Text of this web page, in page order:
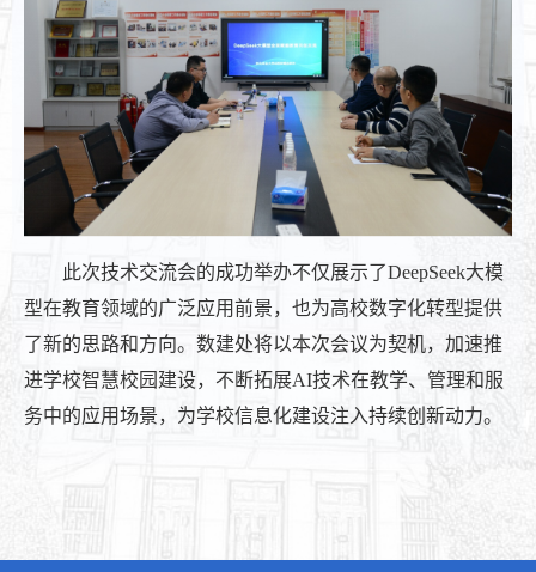
此次技术交流会的成功举办不仅展示了DeepSeek大模
型在教育领域的广泛应用前景，也为高校数字化转型提供
了新的思路和方向。数建处将以本次会议为契机，加速推
进学校智慧校园建设，不断拓展AI技术在教学、管理和服
务中的应用场景，为学校信息化建设注入持续创新动力。